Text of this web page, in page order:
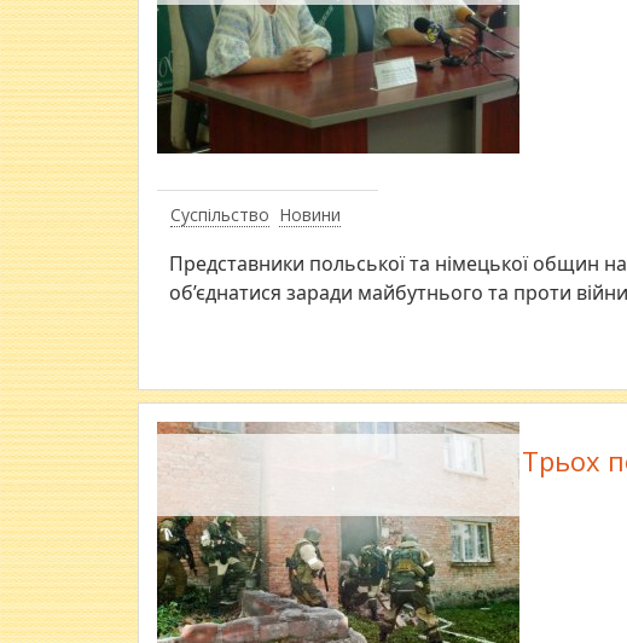
Суспільство Новини
Представники польської та німецької общин
об’єднатися заради майбутнього та проти
Трьох